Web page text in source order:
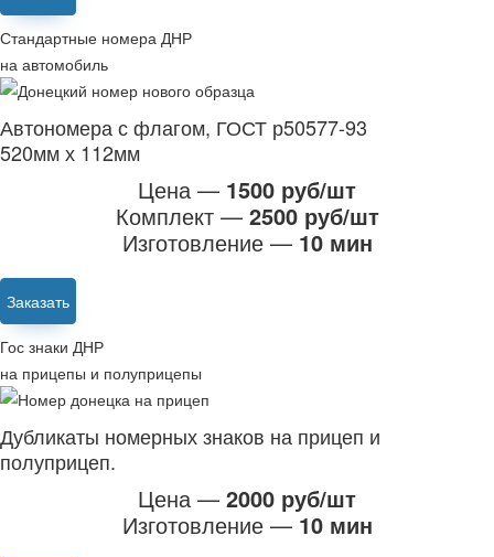
Стандартные номера ДНР
на автомобиль
Автономера с флагом, ГОСТ р50577-93
520мм х 112мм
Цена — 1500 руб/шт
Комплект — 2500 руб/шт
Изготовление — 10 мин
Заказать
Гос знаки ДНР
на прицепы и полуприцепы
Дубликаты номерных знаков на прицеп и
полуприцеп.
Цена — 2000 руб/шт
Изготовление — 10 мин